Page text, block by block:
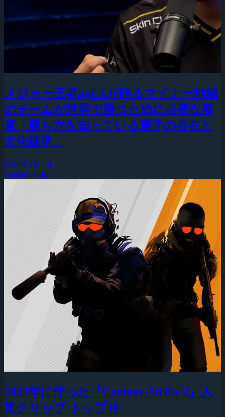
メジャー王者apEXが語るマイナー地域
のチームが世界で勝つために必要な要
素「勝ち方を知っている選手の存在と
文化継承」
2026年2月5日
Counter-Strike
2025年に作った『Counter-Strike 2』人
気クリップ トップ10